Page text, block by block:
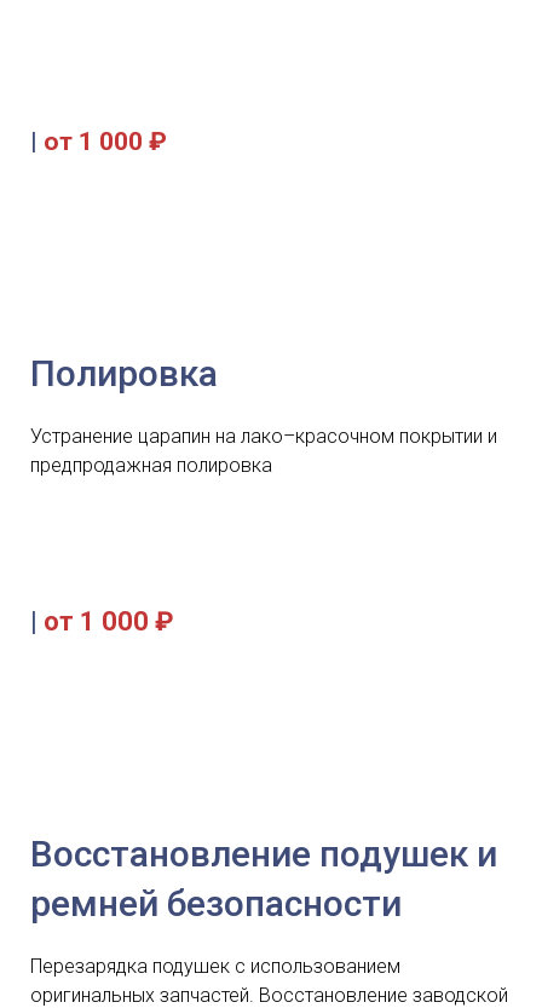
| от 1 000 ₽
Полировка
Устранение царапин на лако–красочном покрытии и
предпродажная полировка
| от 1 000 ₽
Восстановление подушек и
ремней безопасности
Перезарядка подушек с использованием
оригинальных запчастей. Восстановление заводской